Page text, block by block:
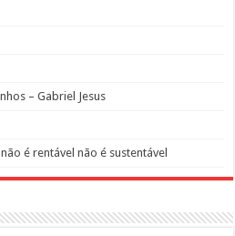
– Gabriel Jesus
é rentável não é sustentável